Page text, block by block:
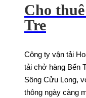
Cho
Tre
Công ty vận tải
tải chở hàng Bến
Sông Cửu Long,
thông ngày càng